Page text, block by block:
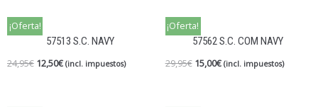
¡Oferta!
57513 S.C. NAVY
24,95€ 12,50€ (incl. impuestos)
¡Oferta!
57562 S.C. COM NAVY
29,95€ 15,00€ (incl. impuestos)